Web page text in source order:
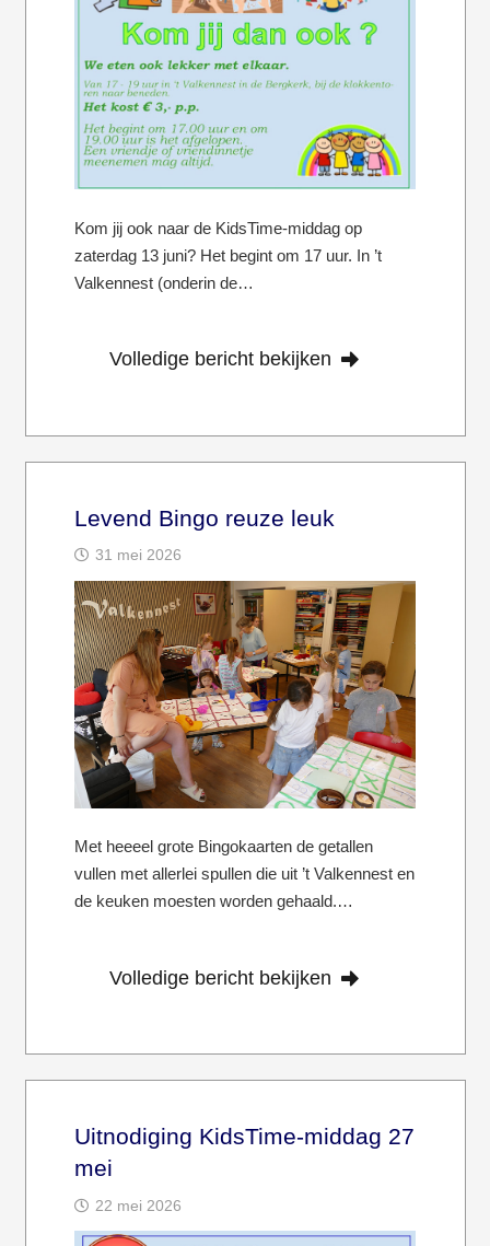
Kom jij ook naar de KidsTime-middag op
zaterdag 13 juni? Het begint om 17 uur. In ’t
Valkennest (onderin de…
Volledige bericht bekijken
Levend Bingo reuze leuk
31 mei 2026
Met heeeel grote Bingokaarten de getallen
vullen met allerlei spullen die uit ’t Valkennest en
de keuken moesten worden gehaald.…
Volledige bericht bekijken
Uitnodiging KidsTime-middag 27
mei
22 mei 2026